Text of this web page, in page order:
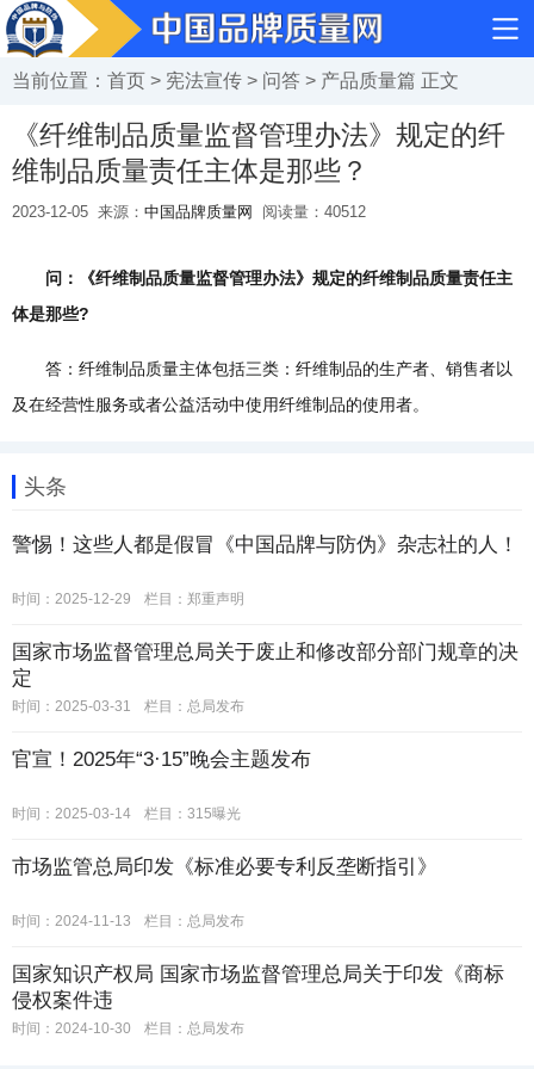
当前位置： 首页 > 宪法宣传 > 问答 > 产品质量篇 正文
《纤维制品质量监督管理办法》规定的纤
维制品质量责任主体是那些？
2023-12-05 来源： 中国品牌质量网 阅读量： 40512
问：《纤维制品质量监督管理办法》规定的纤维制品质量责任主
体是那些?
答：纤维制品质量主体包括三类：纤维制品的生产者、销售者以
及在经营性服务或者公益活动中使用纤维制品的使用者。
头条
警惕！这些人都是假冒《中国品牌与防伪》杂志社的人！
时间：2025-12-29 栏目： 郑重声明
国家市场监督管理总局关于废止和修改部分部门规章的决
定
时间：2025-03-31 栏目： 总局发布
官宣！2025年“3·15”晚会主题发布
时间：2025-03-14 栏目： 315曝光
市场监管总局印发《标准必要专利反垄断指引》
时间：2024-11-13 栏目： 总局发布
国家知识产权局 国家市场监督管理总局关于印发《商标
侵权案件违
时间：2024-10-30 栏目： 总局发布